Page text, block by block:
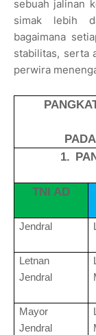
sebuah jalinan
simak lebih
bagaimana
stabilitas, serta
perwira
1.
TNI AD
Jendral
Letnan
Jendral
Mayor
Jendral